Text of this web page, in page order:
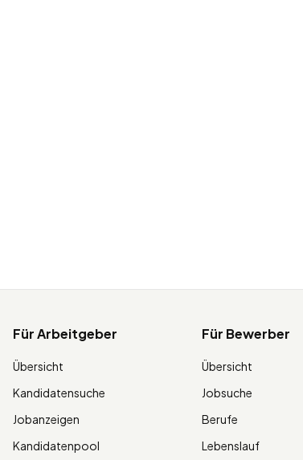
Für Arbeitgeber
Übersicht
Kandidatensuche
Jobanzeigen
Kandidatenpool
Für Bewerber
Übersicht
Jobsuche
Berufe
Lebenslauf